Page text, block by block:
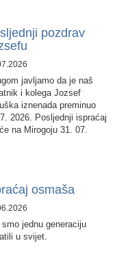
pozdrav
javljamo da je naš
i kolega Jozsef
iznenada preminuo
2026.
Posljednji ispraćaj
na Mirogoju 31. 07.
osmaša
jednu generaciju
u svijet.